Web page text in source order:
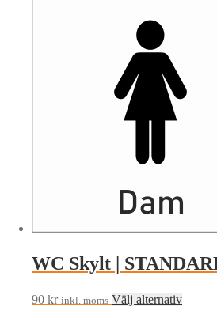
De
på
WC Skylt |
90 kr inkl. moms Välj alternativDen